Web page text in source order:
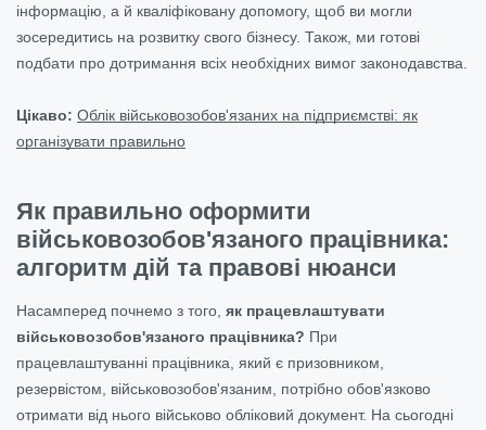
інформацію, а й кваліфіковану допомогу, щоб ви могли
зосередитись на розвитку свого бізнесу. Також, ми готові
подбати про дотримання всіх необхідних вимог законодавства.
Цікаво: Облік військовозобов'язаних на підприємстві: як
організувати правильно
Як правильно оформити
військовозобов'язаного працівника:
алгоритм дій та правові нюанси
Насамперед почнемо з того, як працевлаштувати
військовозобов'язаного працівника? При
працевлаштуванні працівника, який є призовником,
резервістом, військовозобов'язаним, потрібно обов'язково
отримати від нього військово обліковий документ. На сьогодні